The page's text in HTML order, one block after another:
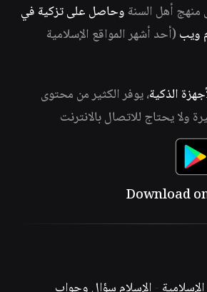
منهج أهل السنة وحاصل على تزكية في
ويب (أحد أشهر المواقع الإسلامية
الذكية، يوفر الكثير من محتوى
ولا يحتاج للاتصال بالانترنت